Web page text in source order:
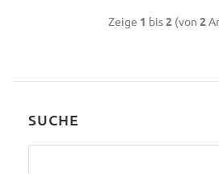
Zeige 1 bis2 (von 2
SUCHE